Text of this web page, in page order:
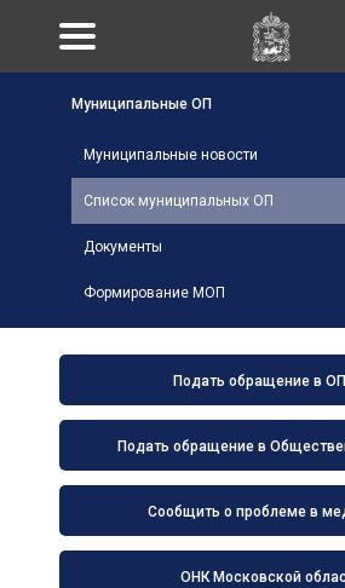
Подать обращение в
Подать обращение в
Сообщить о проблеме в
ОНК Московской
Муниципальные ОП
Муниципальные новости
Список муниципальных ОП
Документы
Формирование МОП